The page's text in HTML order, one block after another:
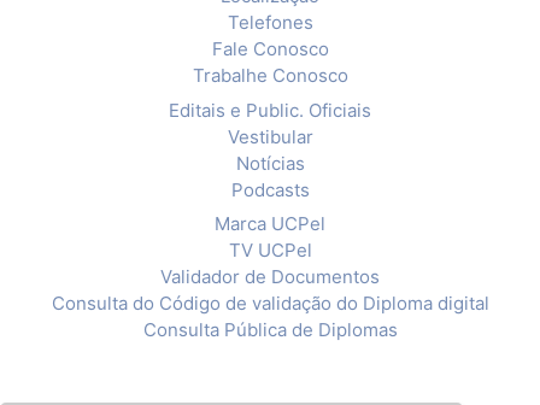
Telefones
Fale Conosco
Trabalhe Conosco
Editais e Public. Oficiais
Vestibular
Notícias
Podcasts
Marca UCPel
TV UCPel
Validador de Documentos
Consulta do Código de validação do Diploma digital
Consulta Pública de Diplomas